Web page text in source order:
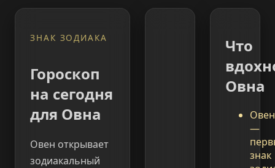
ЗНАК ЗОДИАКА
Гороскоп
на сегодня
для Овна
Овен открывает
зодиакальный
Что
Овна
Овен
—
знак